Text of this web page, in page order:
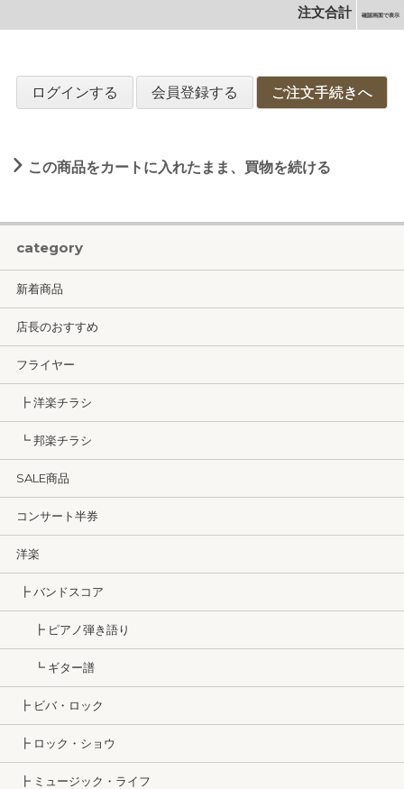
注文合計 確認画面で表示
ログインする 会員登録する ご注文手続きへ
この商品をカートに入れたまま、買物を続ける
category
新着商品
店長のおすすめ
フライヤー
┣ 洋楽チラシ
┗ 邦楽チラシ
SALE商品
コンサート半券
洋楽
┣ バンドスコア
┣ ピアノ弾き語り
┗ ギター譜
┣ ビバ・ロック
┣ ロック・ショウ
┣ ミュージック・ライフ